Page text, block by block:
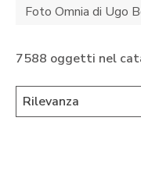
Foto Omnia di Ugo
7588 oggetti nel